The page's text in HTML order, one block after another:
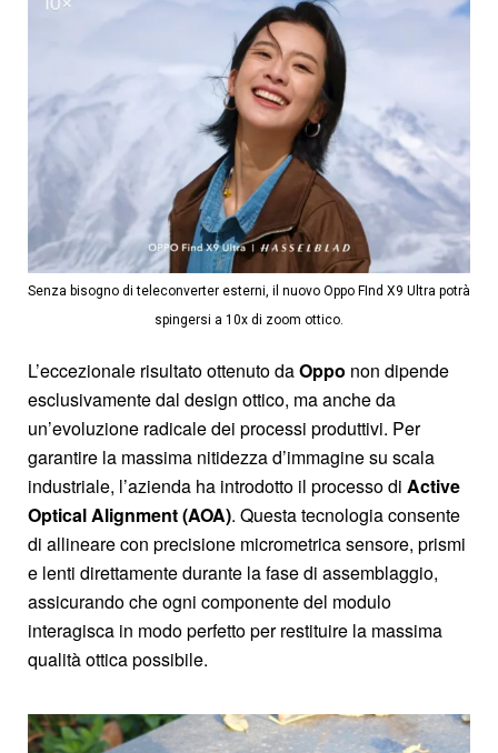
Senza bisogno di teleconverter esterni, il nuovo Oppo FInd X9 Ultra potrà
spingersi a 10x di zoom ottico.
L’eccezionale risultato ottenuto daOppo non dipende
esclusivamente dal design ottico, ma anche da
un’evoluzione radicale dei processi produttivi. Per
garantire la massima nitidezza d’immagine su scala
industriale, l’azienda ha introdotto il processo di Active
Optical Alignment (AOA). Questa tecnologia consente
di allineare con precisione micrometrica sensore, prismi
e lenti direttamente durante la fase di assemblaggio,
assicurando che ogni componente del modulo
interagisca in modo perfetto per restituire la massima
qualità ottica possibile.